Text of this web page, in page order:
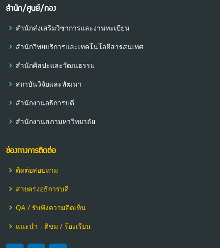
สำนัก/ศูนย์/กอง
สำนักส่งเสริมวิชาการและงานทะเบียน
สำนักวิทยบริการและเทคโนโลยีสารสนเทศ
สำนักศิลปะและวัฒนธรรม
สถาบันวิจัยและพัฒนา
สำนักงานอธิการบดี
สำนักงานสภามหาวิทยาลัย
ช่องทางการติดต่อ
ติดต่อสอบถาม
สายตรงอธิการบดี
QA / รับฟังความคิดเห็น
แนะนำ - ติชม / ร้องเรียน